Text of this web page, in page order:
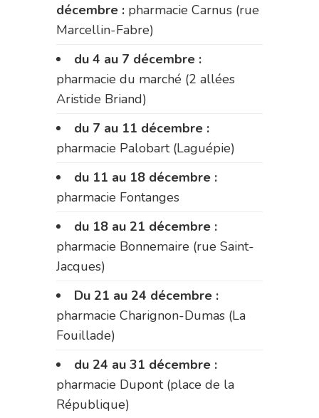
décembre : pharmacie Carnus (rue
Marcellin-Fabre)
du 4 au 7 décembre :
pharmacie du marché (2 allées
Aristide Briand)
du 7 au 11 décembre :
pharmacie Palobart (Laguépie)
du 11 au 18 décembre :
pharmacie Fontanges
du 18 au 21 décembre :
pharmacie Bonnemaire (rue Saint-
Jacques)
Du 21 au 24 décembre :
pharmacie Charignon-Dumas (La
Fouillade)
du 24 au 31 décembre :
pharmacie Dupont (place de la
République)